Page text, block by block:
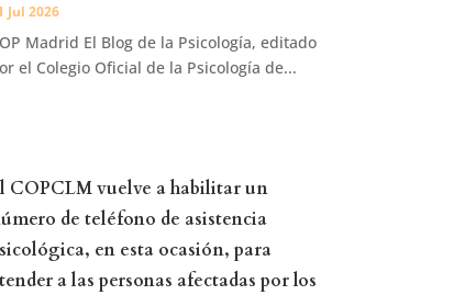
Jul 2026
Madrid El Blog de la Psicología, editado
el Colegio Oficial de la Psicología de...
COPCLM vuelve a habilitar un
de teléfono de asistencia
en esta ocasión, para
a las personas afectadas por los